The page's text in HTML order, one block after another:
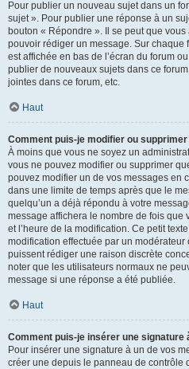
Pour publier un nouveau sujet dans un
sujet ». Pour publier une réponse à un
bouton « Répondre ». Il se peut que
pouvoir rédiger un message. Sur chaque
est affichée en bas de l’écran du forum
publier de nouveaux sujets dans ce
jointes dans ce forum, etc.
Haut
Comment puis-je modifier ou
À moins que vous ne soyez un
vous ne pouvez modifier ou supprimer
pouvez modifier un de vos messages en
dans une limite de temps après que le
quelqu’un a déjà répondu à votre
message affichera le nombre de fois que
et l’heure de la modification. Ce petit texte
modification effectuée par un modérateur
puissent rédiger une raison discrète
noter que les utilisateurs normaux ne
message si une réponse a été publiée.
Haut
Comment puis-je insérer une signature
Pour insérer une signature à un de vos
créer une depuis le panneau de contrôle